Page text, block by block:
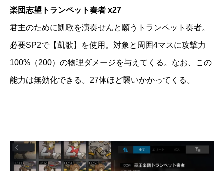
楽団志望トランペット奏者 x27
君主のために凱歌を演奏せんと願うトランペット奏者。
必要SP2で【凱歌】を使用。対象と周囲4マスに攻撃力
100%（200）の物理ダメージを与えてくる。なお、この
能力は無効化できる。27体ほど襲いかかってくる。